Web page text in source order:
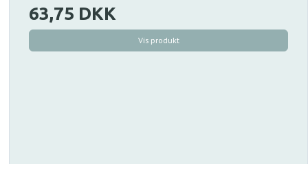
63,75 DKK
Vis produkt